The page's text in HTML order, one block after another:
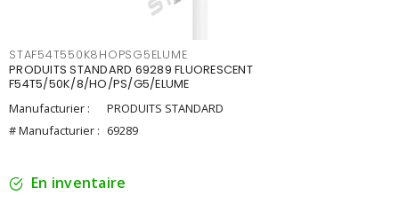
STAF54T550K8HOPSG5ELUME
PRODUITS STANDARD 69289 FLUORESCENT
F54T5/50K/8/HO/PS/G5/ELUME
Manufacturier :
PRODUITS STANDARD
# Manufacturier : 69289
En inventaire